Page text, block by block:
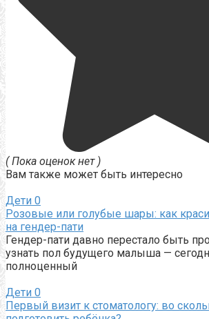
( Пока оценок нет )
Вам также может быть интересно
Дети 0
Розовые или голубые шары: как
на гендер-пати
Гендер-пати давно перестало быть
узнать пол будущего малыша —
полноценный
Дети 0
Первый визит к стоматологу: во